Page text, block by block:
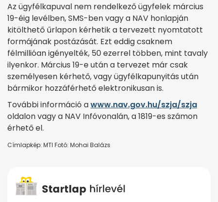
Az ügyfélkapuval nem rendelkező ügyfelek március
19-éig levélben, SMS-ben vagy a NAV honlapján
kitölthető űrlapon kérhetik a tervezett nyomtatott
formájának postázását. Ezt eddig csaknem
félmillióan igényelték, 50 ezerrel többen, mint tavaly
ilyenkor. Március 19-e után a tervezet már csak
személyesen kérhető, vagy ügyfélkapunyitás után
bármikor hozzáférhető elektronikusan is.
További információ awww.nav.gov.hu/szja/szja
oldalon vagy a NAV Infóvonalán, a 1819-es számon
érhető el.
Címlapkép: MTI Fotó: Mohai Balázs